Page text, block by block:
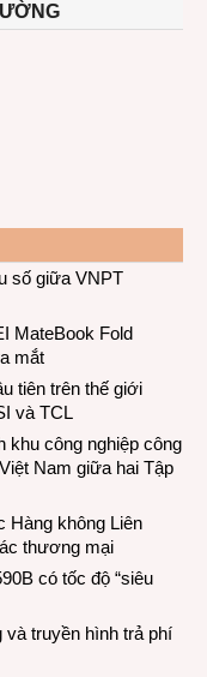
số giữa VNPT
MateBook Fold
mắt
tiên trên thế giới
và TCL
khu công nghiệp công
Nam giữa hai Tập
Hàng không Liên
thương mại
có tốc độ “siêu
và truyền hình trả phí